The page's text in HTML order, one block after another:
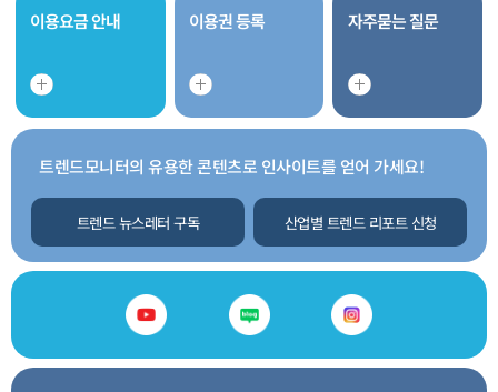
이용요금 안내 이용권 등록 자주묻는 질문
트렌드모니터의 유용한 콘텐츠로 인사이트를 얻어 가세요!
트렌드 뉴스레터 구독 산업별 트렌드 리포트 신청